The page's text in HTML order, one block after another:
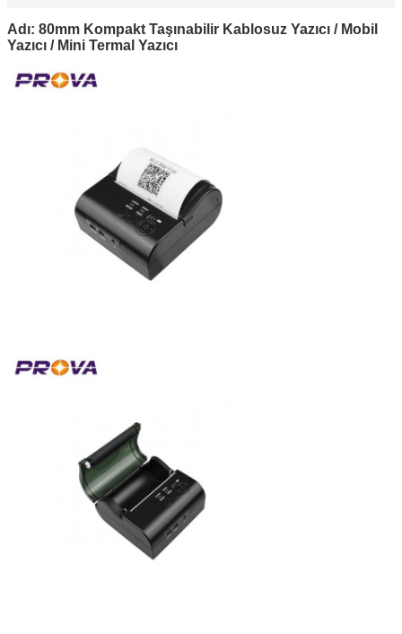
Adı: 80mm Kompakt Taşınabilir Kablosuz Yazıcı / Mobil
Yazıcı / Mini Termal Yazıcı